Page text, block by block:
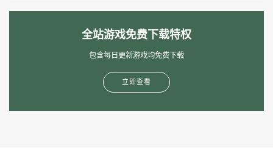
全站游戏免费下载特权
包含每日更新游戏均免费下载
立即查看